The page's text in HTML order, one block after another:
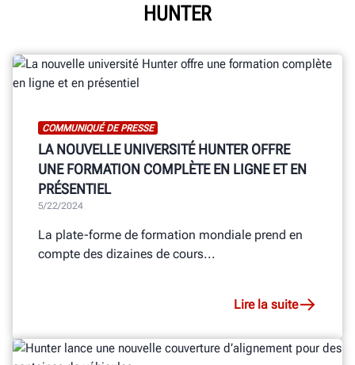
HUNTER
COMMUNIQUÉ DE PRESSE
LA NOUVELLE UNIVERSITÉ HUNTER OFFRE
UNE FORMATION COMPLÈTE EN LIGNE ET EN
PRÉSENTIEL
5/22/2024
La plate-forme de formation mondiale prend en
compte des dizaines de cours...
Lire la suite